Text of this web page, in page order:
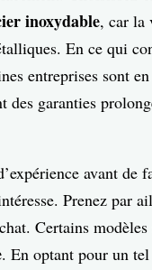
inoxydable, car la
En ce qui
entreprises sont
garanties
avant de
Prenez par
Certains
. En optant pour un